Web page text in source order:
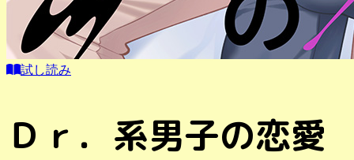
試し読み
Ｄｒ．系男子の恋愛